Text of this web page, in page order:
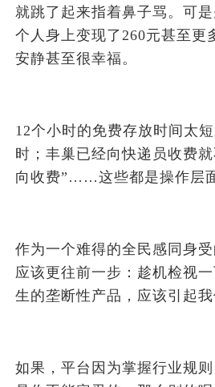
就跳了起来指着鼻子骂。可
个人身上变现了260元甚至更
安静甚至很幸福。
12个小时的免费存放时间太
时；丰巢已经向快递员收费
向收费”……这些都是操作层
作为一个难得的全民感同身
应该更往前一步：趁机检视
生的垄断性产品，应该引起我
如果，平台因为掌握行业规则